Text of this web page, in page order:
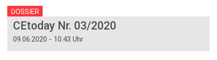
DOSSIER
CEtoday Nr. 03/2020
09.06.2020 - 10:43 Uhr